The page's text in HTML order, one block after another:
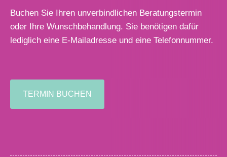
Buchen Sie Ihren unverbindlichen Beratungstermin
oder Ihre Wunschbehandlung. Sie benötigen dafür
lediglich eine E-Mailadresse und eine Telefonnummer.
TERMIN BUCHEN